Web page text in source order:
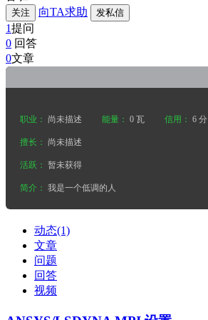
关注 向TA求助 发私信
1提问
0 回答
0文章
职业： 尚未描述 能量： 0 瓦 信用： 6 分
擅长： 尚未描述
活跃： 暂未获得
简介： 我是一个低调的人
动态(1)
文章
问题
回答
视频